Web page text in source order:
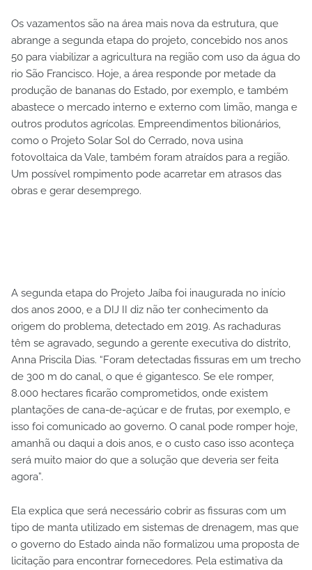
Os vazamentos são na área mais nova da estrutura, que
abrange a segunda etapa do projeto, concebido nos anos
50 para viabilizar a agricultura na região com uso da água do
rio São Francisco. Hoje, a área responde por metade da
produção de bananas do Estado, por exemplo, e também
abastece o mercado interno e externo com limão, manga e
outros produtos agrícolas. Empreendimentos bilionários,
como o Projeto Solar Sol do Cerrado, nova usina
fotovoltaica da Vale, também foram atraídos para a região.
Um possível rompimento pode acarretar em atrasos das
obras e gerar desemprego.
A segunda etapa do Projeto Jaíba foi inaugurada no início
dos anos 2000, e a DIJ II diz não ter conhecimento da
origem do problema, detectado em 2019. As rachaduras
têm se agravado, segundo a gerente executiva do distrito,
Anna Priscila Dias. “Foram detectadas fissuras em um trecho
de 300 m do canal, o que é gigantesco. Se ele romper,
8.000 hectares ficarão comprometidos, onde existem
plantações de cana-de-açúcar e de frutas, por exemplo, e
isso foi comunicado ao governo. O canal pode romper hoje,
amanhã ou daqui a dois anos, e o custo caso isso aconteça
será muito maior do que a solução que deveria ser feita
agora”.
Ela explica que será necessário cobrir as fissuras com um
tipo de manta utilizado em sistemas de drenagem, mas que
o governo do Estado ainda não formalizou uma proposta de
licitação para encontrar fornecedores. Pela estimativa da